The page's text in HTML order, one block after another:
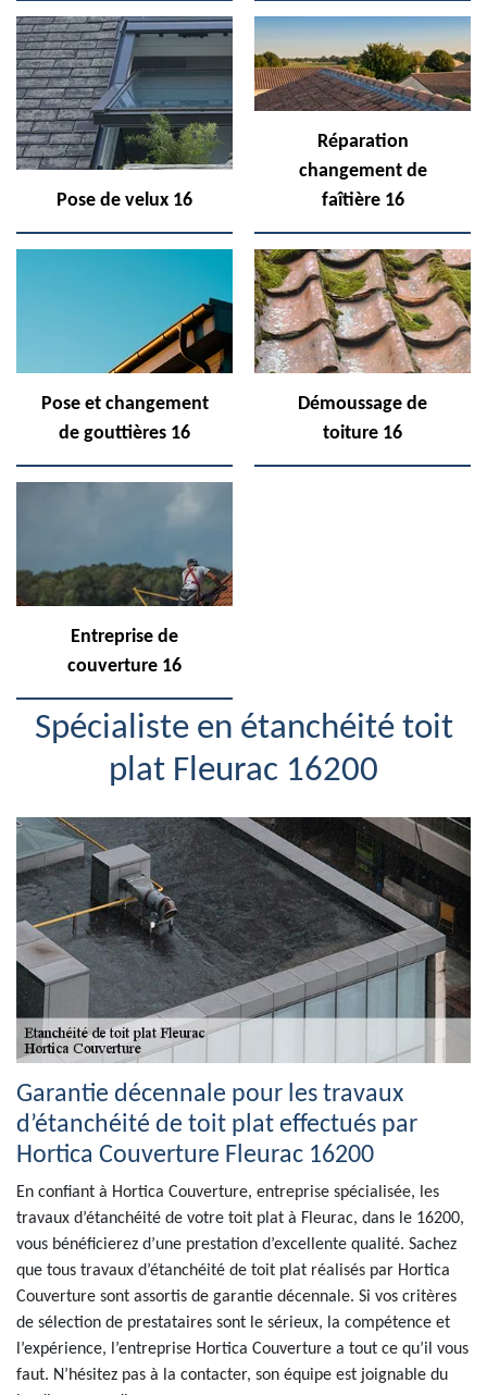
Pose de velux 16
Réparation
changement de
faîtière 16
Pose et changement
de gouttières 16
Démoussage de
toiture 16
Entreprise de
couverture 16
Spécialiste en étanchéité toit
plat Fleurac 16200
Garantie décennale pour les travaux
d’étanchéité de toit plat effectués par
Hortica Couverture Fleurac 16200
En confiant à Hortica Couverture, entreprise spécialisée, les
travaux d’étanchéité de votre toit plat à Fleurac, dans le 16200,
vous bénéficierez d’une prestation d’excellente qualité. Sachez
que tous travaux d’étanchéité de toit plat réalisés par Hortica
Couverture sont assortis de garantie décennale. Si vos critères
de sélection de prestataires sont le sérieux, la compétence et
l’expérience, l’entreprise Hortica Couverture a tout ce qu’il vous
faut. N’hésitez pas à la contacter, son équipe est joignable du